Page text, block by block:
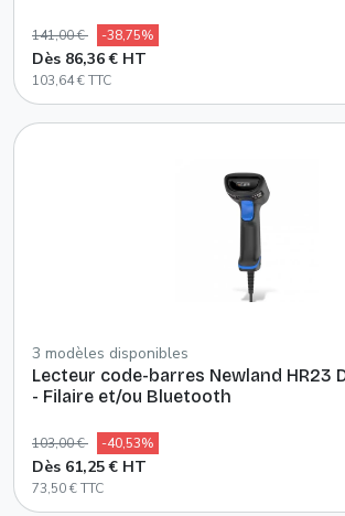
141,00 € -38,75%
Dès 86,36 € HT
103,64 € TTC
3 modèles disponibles
Lecteur code-barres Newland HR23
- Filaire et/ou Bluetooth
103,00 € -40,53%
Dès 61,25 € HT
73,50 € TTC